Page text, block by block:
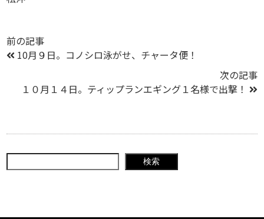
前の記事
10月９日。コノシロ泳がせ、チャータ便！
次の記事
１０月１４日。ティップランエギング１名様で出撃！
検索